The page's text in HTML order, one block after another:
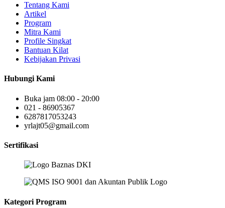
Tentang Kami
Artikel
Program
Mitra Kami
Profile Singkat
Bantuan Kilat
Kebijakan Privasi
Hubungi Kami
Buka jam 08:00 - 20:00
021 - 86905367
6287817053243
yrlajt05@gmail.com
Sertifikasi
Kategori Program